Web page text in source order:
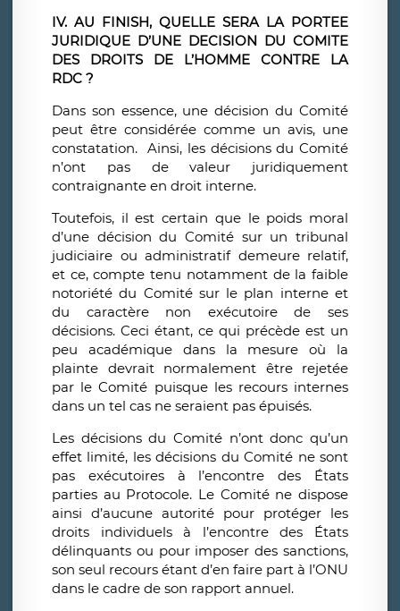
IV. AU FINISH, QUELLE SERA LA PORTEE
JURIDIQUE D’UNE DECISION DU COMITE
DES DROITS DE L’HOMME CONTRE LA
RDC ?
Dans son essence, une décision du Comité
peut être considérée comme un avis, une
constatation. Ainsi, les décisions du Comité
n’ont pas de valeur juridiquement
contraignante en droit interne.
Toutefois, il est certain que le poids moral
d’une décision du Comité sur un tribunal
judiciaire ou administratif demeure relatif,
et ce, compte tenu notamment de la faible
notoriété du Comité sur le plan interne et
du caractère non exécutoire de ses
décisions. Ceci étant, ce qui précède est un
peu académique dans la mesure où la
plainte devrait normalement être rejetée
par le Comité puisque les recours internes
dans un tel cas ne seraient pas épuisés.
Les décisions du Comité n’ont donc qu’un
effet limité, les décisions du Comité ne sont
pas exécutoires à l’encontre des États
parties au Protocole. Le Comité ne dispose
ainsi d’aucune autorité pour protéger les
droits individuels à l’encontre des États
délinquants ou pour imposer des sanctions,
son seul recours étant d’en faire part à l’ONU
dans le cadre de son rapport annuel.